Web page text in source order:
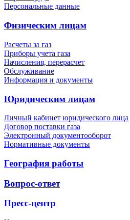
Персональные данные
Физическим лицам
Расчеты за газ
Приборы учета газа
Начисления, перерасчет
Обслуживание
Информация и документы
Юридическим лицам
Личный кабинет юридического лица
Договор поставки газа
Электронный документооборот
Нормативные документы
География работы
Вопрос-ответ
Пресс-центр